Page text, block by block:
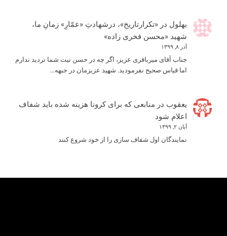
بهلول در «تکرارتاریخ»، درشهادتِ «عمّارِ» زمانِ ما،
شهید «محسن فخری زاده»
آذر ۸, ۱۳۹۹
جناب آقای میرباقری عزیز، اگر چه در حسن نیت شما تردید ندارم
اما قیاس صحیح نفرمودید. شهید عزیزمان در جبهه…
یعقوب در منابعی که برای کرونا هزینه شده باید شفاف
اعلام شود
آبان ۲, ۱۳۹۹
نمایندگان اول شفاف سازی را از خود شروع کنند